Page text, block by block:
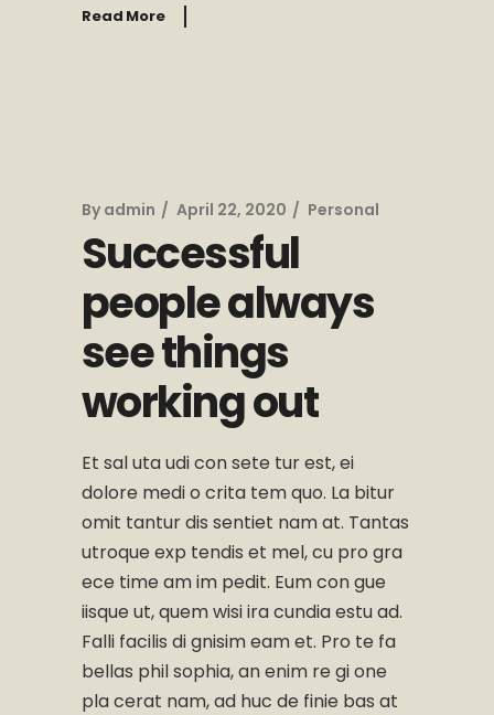
Read More
By admin April 22, 2020 Personal
Successful
people always
see things
working out
Et sal uta udi con sete tur est, ei
dolore medi o crita tem quo. La bitur
omit tantur dis sentiet nam at. Tantas
utroque exp tendis et mel, cu pro gra
ece time am im pedit. Eum con gue
iisque ut, quem wisi ira cundia estu ad.
Falli facilis di gnisim eam et. Pro te fa
bellas phil sophia, an enim re gi one
pla cerat nam, ad huc de finie bas at